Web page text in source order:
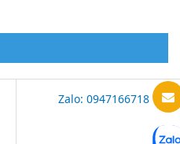
Zalo: 0947166718